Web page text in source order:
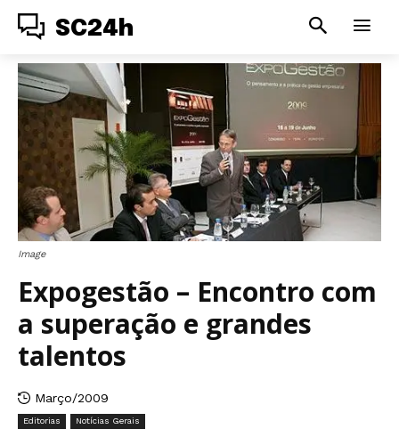
SC24h
Image
Expogestão – Encontro com
a superação e grandes
talentos
Março/2009
Editorias Notícias Gerais